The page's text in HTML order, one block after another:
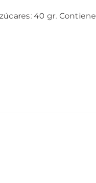
40 gr. Contiene